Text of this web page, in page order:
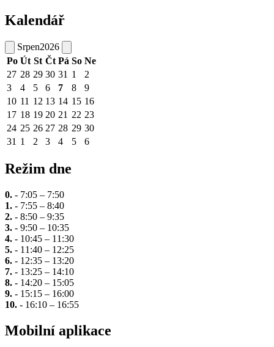
Kalendář
Srpen2026
Po Út St Čt Pá So Ne
27 28 29 30 31 1
2
3
4 5 6 7 8
9
10 11 12 13 14 15 16
17 18 19 20 21 22 23
24 25 26 27 28 29 30
31 1 2 3 4 5 6
Režim dne
0. - 7:05 – 7:50
1. - 7:55 – 8:40
2. - 8:50 – 9:35
3. - 9:50 – 10:35
4. - 10:45 – 11:30
5. - 11:40 – 12:25
6. - 12:35 – 13:20
7. - 13:25 – 14:10
8. - 14:20 – 15:05
9. - 15:15 – 16:00
10. - 16:10 – 16:55
Mobilní aplikace